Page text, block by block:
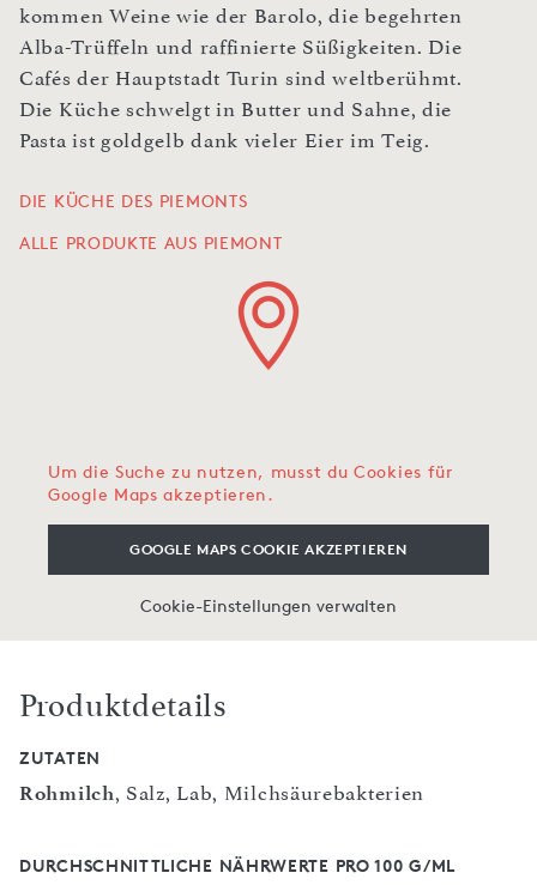
kommen Weine wie der Barolo, die begehrten
Alba-Trüffeln und raffinierte Süßigkeiten. Die
Cafés der Hauptstadt Turin sind weltberühmt.
Die Küche schwelgt in Butter und Sahne, die
Pasta ist goldgelb dank vieler Eier im Teig.
DIE KÜCHE DES PIEMONTS
ALLE PRODUKTE AUS PIEMONT
Um die Suche zu nutzen, musst du Cookies für
Google Maps akzeptieren.
GOOGLE MAPS COOKIE AKZEPTIEREN
Cookie-Einstellungen verwalten
Produktdetails
ZUTATEN
Rohmilch, Salz, Lab, Milchsäurebakterien
DURCHSCHNITTLICHE NÄHRWERTE PRO 100 G/ML